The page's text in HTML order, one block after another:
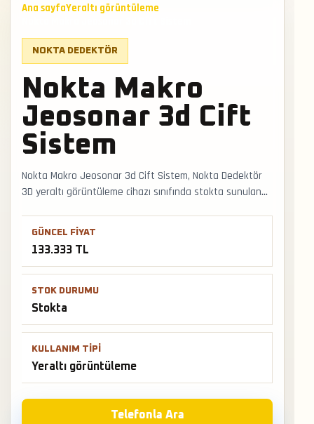
Ana sayfaYeraltı görüntüleme
NOKTA DEDEKTÖR
Nokta Makro
Jeosonar 3d Cift
Sistem
Nokta Makro Jeosonar 3d Cift Sistem, Nokta Dedektör
3D yeraltı görüntüleme cihazı sınıfında stokta sunulan
tek sinyal yerine tekrar ölçüm ve farklı açıdan tarama
mağazadan teslimat desteğiyle satış ve teslimat
desteği hızlıca alınabilir.
GÜNCEL FIYAT
133.333 TL
STOK DURUMU
Stokta
KULLANIM TIPI
Yeraltı görüntüleme
Telefonla Ara